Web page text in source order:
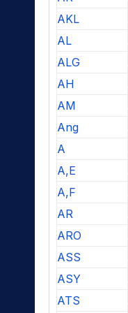
AKL
AL
ALG
AH
AM
Ang
A
A,E
A,F
AR
ARO
ASS
ASY
ATS